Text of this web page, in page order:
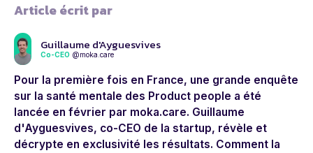
Article écrit par
Guillaume d'Ayguesvives
Co-CEO @moka.care
Pour la première fois en France, une grande enquête
sur la santé mentale des Product people a été
lancée en février par moka.care. Guillaume
d'Ayguesvives, co-CEO de la startup, révèle et
décrypte en exclusivité les résultats. Comment la